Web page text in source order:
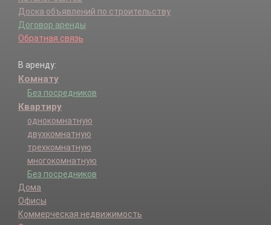
Доска объявлений по строительству
Договор аренды
Обратная связь
В аренду:
Комнату
Без посредников
Квартиру
однокомнатную
двухкомнатную
трехкомнатную
многокомнатную
Без посредников
Дома
Офисы
Коммерческая недвижимость